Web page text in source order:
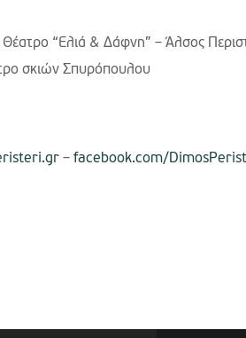
“Ελιά & Δάφνη” – Άλσος
σκιών Σπυρόπουλου
– facebook.com/